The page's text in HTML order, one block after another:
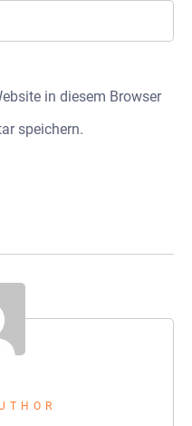
in diesem Browser
speichern.